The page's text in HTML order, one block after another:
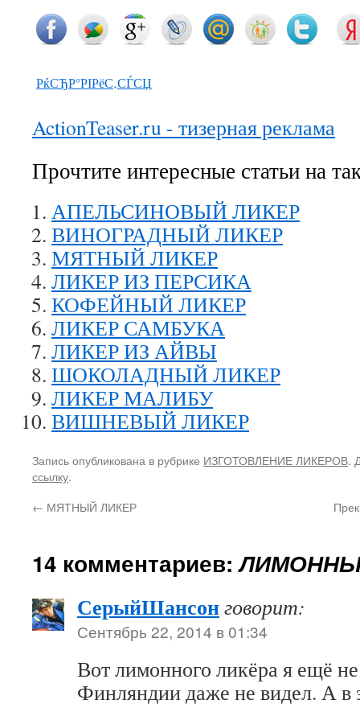
РќСЂР°РІРёС‚СЃСЏ
ActionTeaser.ru - тизерная реклама
Прочтите интересные статьи на
АПЕЛЬСИНОВЫЙ ЛИКЕР
ВИНОГРАДНЫЙ ЛИКЕР
МЯТНЫЙ ЛИКЕР
ЛИКЕР ИЗ ПЕРСИКА
КОФЕЙНЫЙ ЛИКЕР
ЛИКЕР САМБУКА
ЛИКЕР ИЗ АЙВЫ
ШОКОЛАДНЫЙ ЛИКЕР
ЛИКЕР МАЛИБУ
ВИШНЕВЫЙ ЛИКЕР
Запись опубликована в рубрике ИЗГОТОВЛЕНИЕ ЛИКЕРОВ.
ссылку.
← МЯТНЫЙ ЛИКЕР
14 комментариев:
СерыйШансонговорит:
Сентябрь 22, 2014 в 01:34
Вот лимонного ликёра я ещё
Финляндии даже не видел. А в